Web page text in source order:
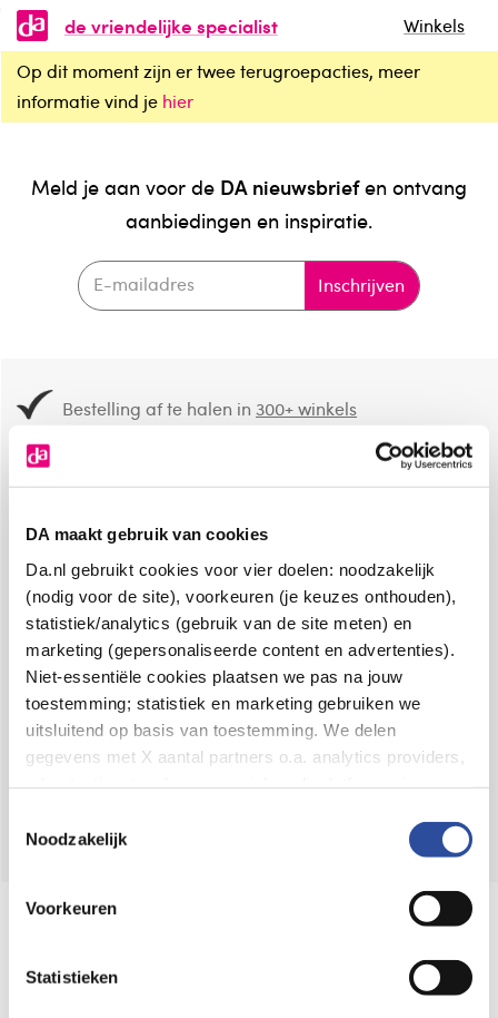
DA maakt gebruik van cookies
Da.nl gebruikt cookies voor vier doelen: noodzakelijk
(nodig voor de site), voorkeuren (je keuzes onthouden),
statistiek/analytics (gebruik van de site meten) en
marketing (gepersonaliseerde content en advertenties).
Niet-essentiële cookies plaatsen we pas na jouw
toestemming; statistiek en marketing gebruiken we
uitsluitend op basis van toestemming. We delen
gegevens met X aantal partners o.a. analytics providers,
en de bewaartermijnen per categorie. Je kunt je keuze op
gegevensverwerking staat in de
Privacyverklaring
Noodzakelijk
Voorkeuren
Statistieken
de vriendelijke specialist
Winkels
Op dit moment zijn er twee terugroepacties, meer
informatie vind je hier
Meld je aan voor de DA nieuwsbriefen ontvang
aanbiedingen en inspiratie.
Inschrijven
Bestelling af te halen in300+ winkels
8.6 uit4.106 reviews
Over DA
Klantenservice
Assortiment
VolgDAop:
Online aanbieder medicijnen
webshop mag verkopen.